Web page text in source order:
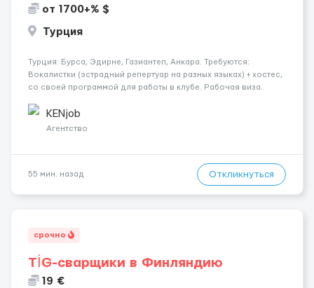
от 1700+% $
Турция
Турция: Бурса, Эдирне, Газиантеп, Анкара. Требуются:
Вокалистки (эстрадный репертуар на разных языках) + хостеc,
со своей программой для работы в клубе. Рабочая виза.
одного до трех месяцев. Мед. страховка. Высокая зарплат...
KENjob
Агентство
55 мин. назад Откликнуться
срочно
TİG-сварщики в Финляндию
19 €